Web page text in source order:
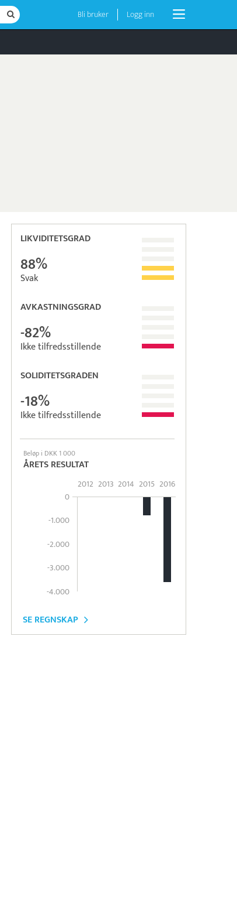
Bli bruker Logg inn
LIKVIDITETSGRAD
88%
Svak
AVKASTNINGSGRAD
-82%
Ikke tilfredsstillende
SOLIDITETSGRADEN
-18%
Ikke tilfredsstillende
Beløp i DKK 1 000
ÅRETS RESULTAT
0
-1.000
-2.000
-3.000
-4.000
2012 2013 2014 2015 2016
SE REGNSKAP